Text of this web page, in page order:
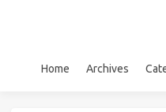
Home Archives